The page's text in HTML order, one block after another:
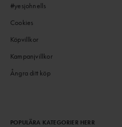
#yesjohnells
Cookies
Köpvillkor
Kampanjvillkor
Ångra ditt köp
POPULÄRA KATEGORIER HERR